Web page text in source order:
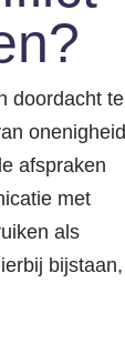
doordacht te
onenigheid
afspraken
met
als
bijstaan,